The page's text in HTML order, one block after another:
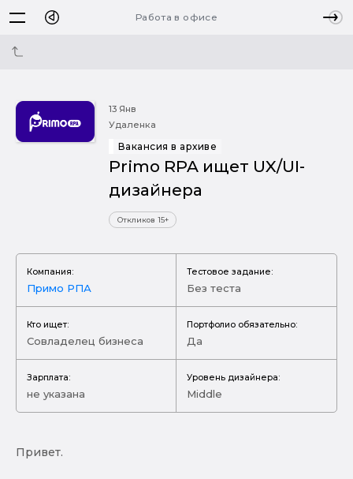
Работа в офисе
13 Янв
Удаленка
Вакансия в архиве
Primo RPA ищет UX/UI-
дизайнера
Откликов 15+
Компания:
Примо РПА
Тестовое задание:
Без теста
Кто ищет:
Совладелец бизнеса
Портфолио обязательно:
Да
Зарплата:
не указана
Уровень дизайнера:
Middle
Привет.